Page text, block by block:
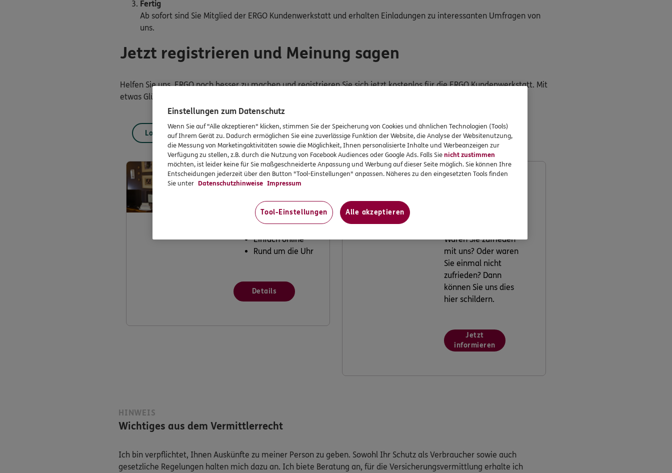
Fertig
Ab sofort sind Sie Mitglied der ERGO Kundenwerkstatt und erhalten Einladungen zu interessanten Umfragen von
uns.
Jetzt registrieren und Meinung sagen
Helfen Sie uns, ERGO noch besser zu machen und registrieren Sie sich jetzt kostenlos für die ERGO Kundenwerkstatt. Mit
etwas Glück können Sie ein IPad Air gewinnen.
Login
Schaden melden
Einfach online
Rund um die Uhr
Details
Waren Sie zufrieden
mit uns? Oder waren
Sie einmal nicht
zufrieden? Dann
können Sie uns dies
hier schildern.
Jetzt
informieren
HINWEIS
Wichtiges aus dem Vermittlerrecht
Ich bin verpflichtet, Ihnen Auskünfte zu meiner Person zu geben. Sowohl Ihr Schutz als Verbraucher sowie auch
gesetzliche Regelungen halten mich dazu an. Ich biete Beratung an, für die Versicherungsvermittlung erhalte ich
Einstellungen zum Datenschutz
Wenn Sie auf "Alle akzeptieren" klicken, stimmen Sie der Speicherung von Cookies und ähnlichen Technologien (Tools)
auf Ihrem Gerät zu. Dadurch ermöglichen Sie eine zuverlässige Funktion der Website, die Analyse der Websitenutzung,
die Messung von Marketingaktivitäten sowie die Möglichkeit, Ihnen personalisierte Inhalte und Werbeanzeigen zur
Verfügung zu stellen, z.B. durch die Nutzung von Facebook Audiences oder Google Ads. Falls Sienicht zustimmen
möchten, ist leider keine für Sie maßgeschneiderte Anpassung und Werbung auf dieser Seite möglich. Sie können Ihre
Entscheidungen jederzeit über den Button "Tool-Einstellungen" anpassen. Näheres zu den eingesetzten Tools finden
Sie unter Datenschutzhinweise Impressum
Tool-Einstellungen Alle akzeptieren